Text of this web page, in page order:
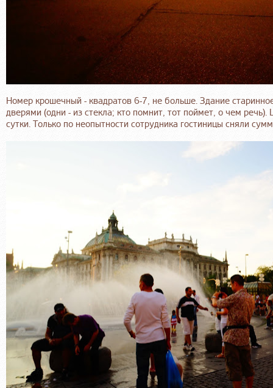
Номер крошечный - квадратов 6-7, не больше. Здание
дверями (одни - из стекла; кто помнит, тот поймет, о чем
сутки. Только по неопытности сотрудника гостиницы сняли